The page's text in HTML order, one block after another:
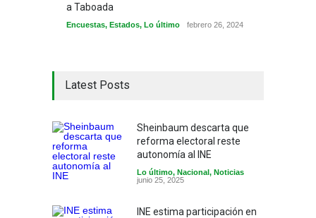
a Taboada
Encuestas, Estados, Lo último febrero 26, 2024
Latest Posts
Sheinbaum descarta que
reforma electoral reste
autonomía al INE
Lo último, Nacional, Noticias
junio 25, 2025
INE estima participación en